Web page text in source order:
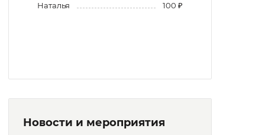
Наталья
100 ₽
Новости и мероприятия